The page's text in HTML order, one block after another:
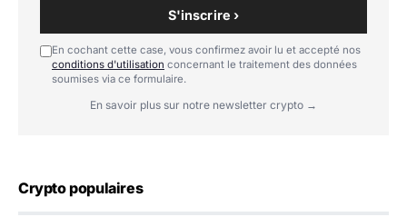
S'inscrire ›
En cochant cette case, vous confirmez avoir lu et accepté nos
conditions d'utilisation concernant le traitement des données
soumises via ce formulaire.
En savoir plus sur notre newsletter crypto →
Crypto populaires